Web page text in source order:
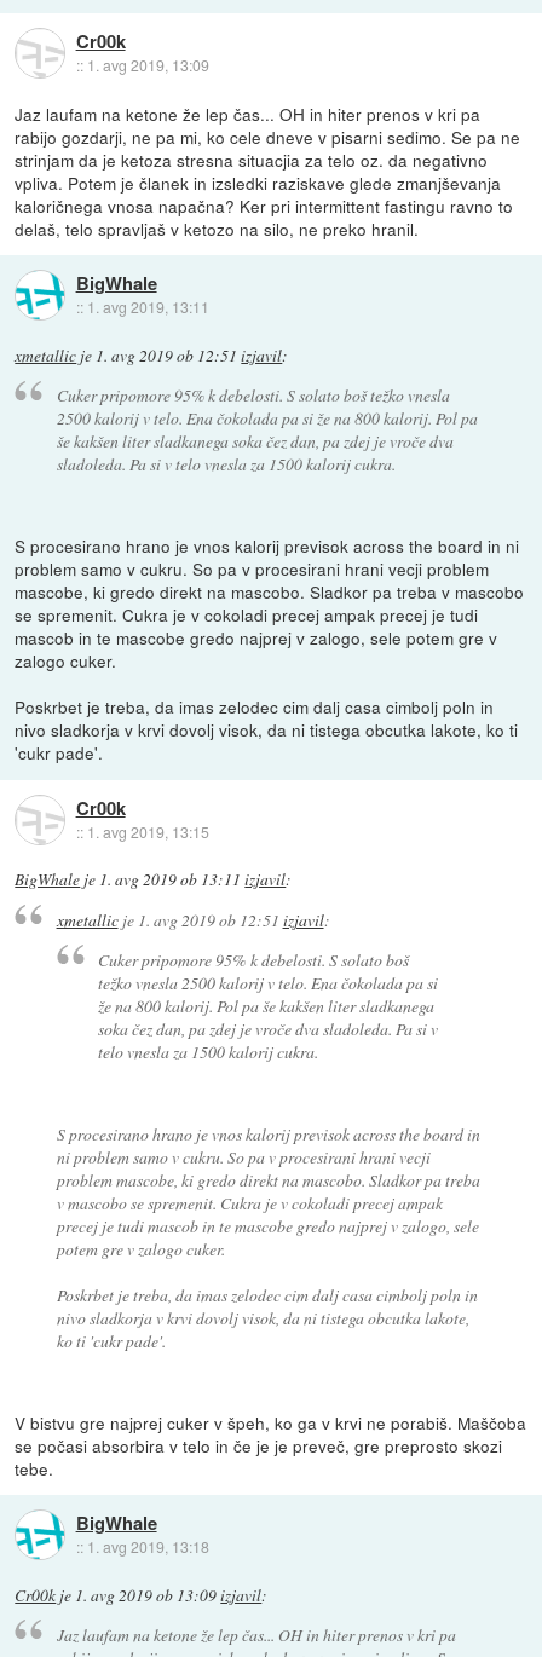
Cr00k
:: 1. avg 2019, 13:09
Jaz laufam na ketone že lep čas... OH in hiter prenos v kri pa
rabijo gozdarji, ne pa mi, ko cele dneve v pisarni sedimo. Se pa ne
strinjam da je ketoza stresna situacjia za telo oz. da negativno
vpliva. Potem je članek in izsledki raziskave glede zmanjševanja
kaloričnega vnosa napačna? Ker pri intermittent fastingu ravno to
delaš, telo spravljaš v ketozo na silo, ne preko hranil.
BigWhale
:: 1. avg 2019, 13:11
xmetallic je 1. avg 2019 ob 12:51 izjavil:
Cuker pripomore 95% k debelosti. S solato boš težko vnesla
2500 kalorij v telo. Ena čokolada pa si že na 800 kalorij. Pol pa
še kakšen liter sladkanega soka čez dan, pa zdej je vroče dva
sladoleda. Pa si v telo vnesla za 1500 kalorij cukra.
S procesirano hrano je vnos kalorij previsok across the board in ni
problem samo v cukru. So pa v procesirani hrani vecji problem
mascobe, ki gredo direkt na mascobo. Sladkor pa treba v mascobo
se spremenit. Cukra je v cokoladi precej ampak precej je tudi
mascob in te mascobe gredo najprej v zalogo, sele potem gre v
zalogo cuker.
Poskrbet je treba, da imas zelodec cim dalj casa cimbolj poln in
nivo sladkorja v krvi dovolj visok, da ni tistega obcutka lakote, ko ti
'cukr pade'.
Cr00k
:: 1. avg 2019, 13:15
BigWhale je 1. avg 2019 ob 13:11 izjavil:
xmetallicje 1. avg 2019 ob 12:51 izjavil:
Cuker pripomore 95% k debelosti. S solato boš
težko vnesla 2500 kalorij v telo. Ena čokolada pa si
že na 800 kalorij. Pol pa še kakšen liter sladkanega
soka čez dan, pa zdej je vroče dva sladoleda. Pa si v
telo vnesla za 1500 kalorij cukra.
S procesirano hrano je vnos kalorij previsok across the board in
ni problem samo v cukru. So pa v procesirani hrani vecji
problem mascobe, ki gredo direkt na mascobo. Sladkor pa treba
v mascobo se spremenit. Cukra je v cokoladi precej ampak
precej je tudi mascob in te mascobe gredo najprej v zalogo, sele
potem gre v zalogo cuker.
Poskrbet je treba, da imas zelodec cim dalj casa cimbolj poln in
nivo sladkorja v krvi dovolj visok, da ni tistega obcutka lakote,
ko ti 'cukr pade'.
V bistvu gre najprej cuker v špeh, ko ga v krvi ne porabiš. Maščoba
se počasi absorbira v telo in če je je preveč, gre preprosto skozi
tebe.
BigWhale
:: 1. avg 2019, 13:18
Cr00k je 1. avg 2019 ob 13:09izjavil:
Jaz laufam na ketone že lep čas... OH in hiter prenos v kri pa